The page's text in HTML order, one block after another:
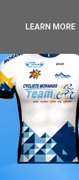
LEARN MORE